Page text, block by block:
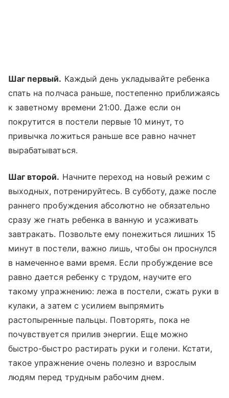
Шаг первый. Каждый день укладывайте ребенка
спать на полчаса раньше, постепенно приближаясь
к заветному времени 21:00. Даже если он
покрутится в постели первые 10 минут, то
привычка ложиться раньше все равно начнет
вырабатываться.
Шаг второй. Начните переход на новый режим с
выходных, потренируйтесь. В субботу, даже после
раннего пробуждения абсолютно не обязательно
сразу же гнать ребенка в ванную и усаживать
завтракать. Позвольте ему понежиться лишних 15
минут в постели, важно лишь, чтобы он проснулся
в намеченное вами время. Если пробуждение все
равно дается ребенку с трудом, научите его
такому упражнению: лежа в постели, сжать руки в
кулаки, а затем с усилием выпрямить
растопыренные пальцы. Повторять, пока не
почувствуется прилив энергии. Еще можно
быстро-быстро растирать руки и голени. Кстати,
такое упражнение очень полезно и взрослым
людям перед трудным рабочим днем.